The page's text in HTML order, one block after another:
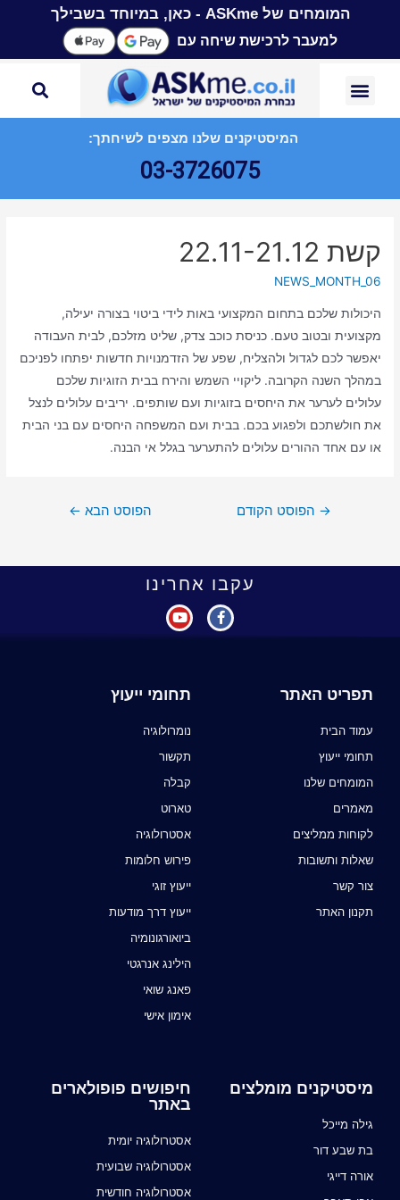
המומחים של ASKme - כאן, במיוחד בשבילך
למעבר לרכישת שיחה עם
המיסטיקנים שלנו מצפים לשיחתך:
03-3726075
קשת 22.11-21.12
NEWS_MONTH_06
היכולות שלכם בתחום המקצועי באות לידי ביטוי בצורה יעילה,
מקצועית ובטוב טעם. כניסת כוכב צדק, שליט מזלכם, לבית העבודה
יאפשר לכם לגדול ולהצליח, שפע של הזדמנויות חדשות יפתחו לפניכם
במהלך השנה הקרובה. ליקויי השמש והירח בבית הזוגיות שלכם
עלולים לערער את היחסים בזוגיות ועם שותפים. יריבים עלולים לנצל
את חולשתכם ולפגוע בכם. בבית ועם המשפחה היחסים עם בני הבית
או עם אחד ההורים עלולים להתערער בגלל אי הבנה.
→ הפוסט הקודם הפוסט הבא ←
עקבו אחרינו
תפריט האתר
עמוד הבית
תחומי ייעוץ
המומחים שלנו
מאמרים
לקוחות ממליצים
שאלות ותשובות
צור קשר
תקנון האתר
תחומי ייעוץ
נומרולוגיה
תקשור
קבלה
טארוט
אסטרולוגיה
פירוש חלומות
ייעוץ זוגי
ייעוץ דרך מודעות
ביואורגונומיה
הילינג אנרגטי
פאנג שואי
אימון אישי
מיסטיקנים מומלצים
גילה מייכל
בת שבע דור
אורה דייגי
חיפושים פופולארים
באתר
אסטרולוגיה יומית
אסטרולוגיה שבועית
אסטרולוגיה חודשית